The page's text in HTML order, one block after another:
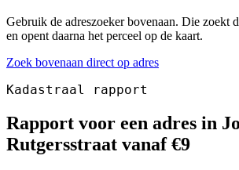
Gebruik de adreszoeker bovenaan. Die zoekt
en opent daarna het perceel op de kaart.
Zoek bovenaan direct op adres
Kadastraal rapport
Rapport voor een adres in
Rutgersstraat vanaf €9